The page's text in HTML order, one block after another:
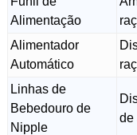
Alimentação
Alimentador
Automático
Linhas de
Bebedouro de
Nipple
de